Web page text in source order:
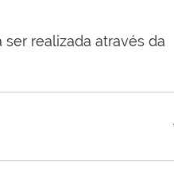
realizada através da